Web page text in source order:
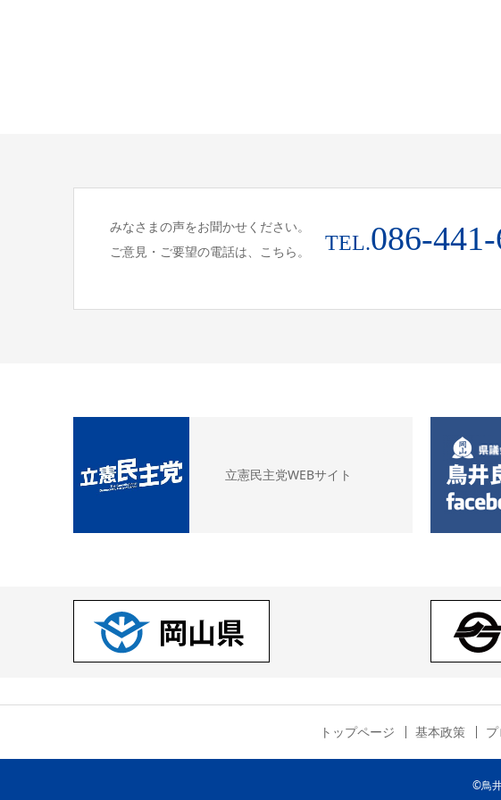
みなさまの声をお聞かせください。
ご意見・ご要望の電話は、こちら。
TEL.086-
立憲民主党WEBサイト
トップページ 基本政策
©鳥